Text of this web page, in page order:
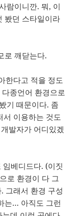
람이니깐. 뭐, 이
봤던 스타일이라
로 깨닫는다.
한다고 적을 정도
종언어 환경으로
기 때문이다. 좀
이용하는 것도
발자가 어디있겠
베디드다. (이짓
로 환경이 다 그
그래서 환경 구성
는… 아직도 그런